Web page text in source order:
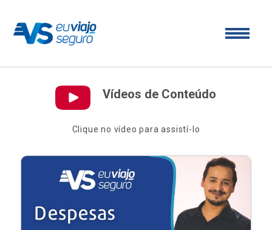
Vídeos de Conteúdo
Clique no vídeo para assistí-lo